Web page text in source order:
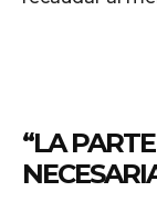
“LA